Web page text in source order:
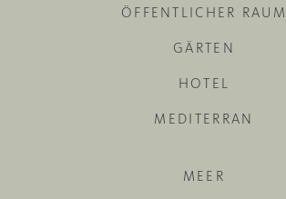
ÖFFENTLICHER RAUM
GÄRTEN
HOTEL
MEDITERRAN
MEER